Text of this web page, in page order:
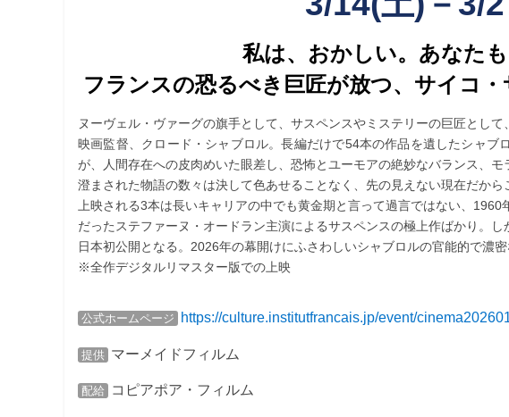
私は、おかしい。あなたも
フランスの恐るべき巨匠が放つ、サイコ
ヌーヴェル・ヴァーグの旗手として、サスペンスやミステリーの巨匠とし
映画監督、クロード・シャブロル。長編だけで54本の作品を遺したシャブ
が、人間存在への皮肉めいた眼差し、恐怖とユーモアの絶妙なバランス、
澄まされた物語の数々は決して色あせることなく、先の見えない現在だから
上映される3本は長いキャリアの中でも黄金期と言って過言ではない、
だったステファーヌ・オードラン主演によるサスペンスの極上作ばかり。
日本初公開となる。2026年の幕開けにふさわしいシャブロルの官能的で濃
※全作デジタルリマスター版での上映
公式ホームページ https://culture.institutfrancais.jp/event/
提供 マーメイドフィルム
配給 コピアポア・フィルム